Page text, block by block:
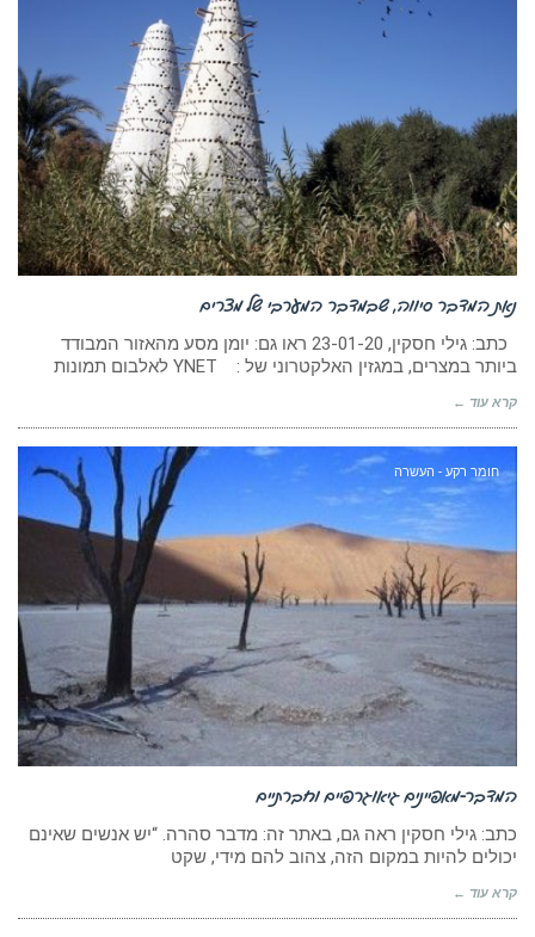
נאת המדבר סיווה, שבמדבר המערבי של מצרים
כתב: גילי חסקין, ‏23-01-20 ראו גם: יומן מסע מהאזור המבודד
ביותר במצרים, במגזין האלקטרוני של : YNET לאלבום תמונות
קרא עוד ←
חומר רקע - העשרה
המדבר-מאפיינים גיאוגרפיים וחברתיים
כתב: גילי חסקין ראה גם, באתר זה: מדבר סהרה. “יש אנשים שאינם
יכולים להיות במקום הזה, צהוב להם מידי, שקט
קרא עוד ←